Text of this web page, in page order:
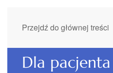
Przejdź do głównej treści
Dla pacjenta